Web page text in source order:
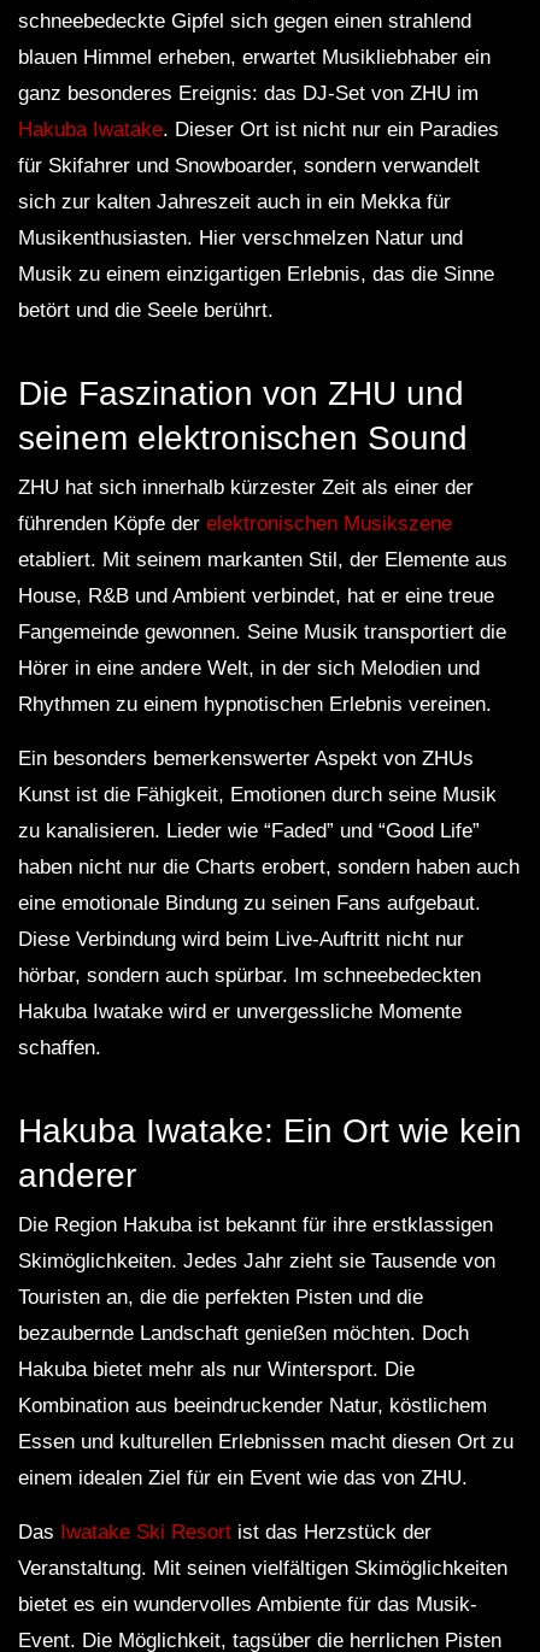
schneebedeckte Gipfel sich gegen einen strahlend
blauen Himmel erheben, erwartet Musikliebhaber ein
ganz besonderes Ereignis: das DJ-Set von ZHU im
Hakuba Iwatake. Dieser Ort ist nicht nur ein Paradies
für Skifahrer und Snowboarder, sondern verwandelt
sich zur kalten Jahreszeit auch in ein Mekka für
Musikenthusiasten. Hier verschmelzen Natur und
Musik zu einem einzigartigen Erlebnis, das die Sinne
betört und die Seele berührt.
Die Faszination von ZHU und
seinem elektronischen Sound
ZHU hat sich innerhalb kürzester Zeit als einer der
führenden Köpfe der elektronischen Musikszene
etabliert. Mit seinem markanten Stil, der Elemente aus
House, R&B und Ambient verbindet, hat er eine treue
Fangemeinde gewonnen. Seine Musik transportiert die
Hörer in eine andere Welt, in der sich Melodien und
Rhythmen zu einem hypnotischen Erlebnis vereinen.
Ein besonders bemerkenswerter Aspekt von ZHUs
Kunst ist die Fähigkeit, Emotionen durch seine Musik
zu kanalisieren. Lieder wie “Faded” und “Good Life”
haben nicht nur die Charts erobert, sondern haben auch
eine emotionale Bindung zu seinen Fans aufgebaut.
Diese Verbindung wird beim Live-Auftritt nicht nur
hörbar, sondern auch spürbar. Im schneebedeckten
Hakuba Iwatake wird er unvergessliche Momente
schaffen.
Hakuba Iwatake: Ein Ort wie kein
anderer
Die Region Hakuba ist bekannt für ihre erstklassigen
Skimöglichkeiten. Jedes Jahr zieht sie Tausende von
Touristen an, die die perfekten Pisten und die
bezaubernde Landschaft genießen möchten. Doch
Hakuba bietet mehr als nur Wintersport. Die
Kombination aus beeindruckender Natur, köstlichem
Essen und kulturellen Erlebnissen macht diesen Ort zu
einem idealen Ziel für ein Event wie das von ZHU.
Das Iwatake Ski Resort ist das Herzstück der
Veranstaltung. Mit seinen vielfältigen Skimöglichkeiten
bietet es ein wundervolles Ambiente für das Musik-
Event. Die Möglichkeit, tagsüber die herrlichen Pisten